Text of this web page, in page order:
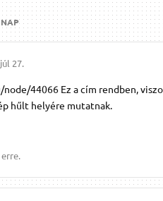
27.
44066 Ez a cím rendben,
hűlt helyére mutatnak.